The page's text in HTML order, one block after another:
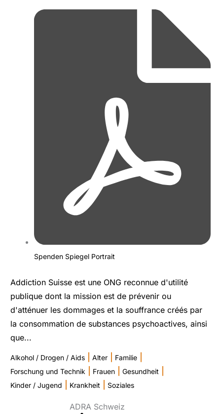
Spenden Spiegel Portrait
Addiction Suisse est une ONG reconnue d'utilité
publique dont la mission est de prévenir ou
d'atténuer les dommages et la souffrance créés par
la consommation de substances psychoactives, ainsi
que...
Alkohol / Drogen / Aids Alter Familie
Forschung und Technik Frauen Gesundheit
Kinder / Jugend Krankheit Soziales
ADRA Schweiz